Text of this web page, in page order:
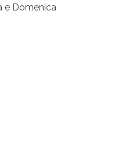
e Domenica